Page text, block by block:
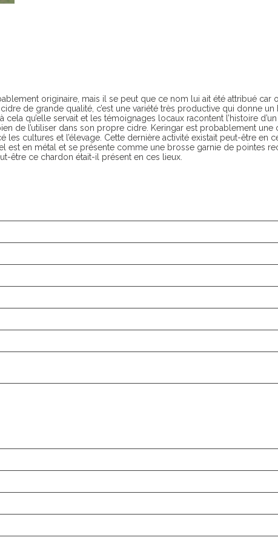
originaire, mais il se peut que ce nom lui ait été attribué car
de grande qualité, c’est une variété très productive qui donne
qu’elle servait et les témoignages locaux racontent l’histoire
de l’utiliser dans son propre cidre. Keringar est probablement
cultures et l’élevage. Cette dernière activité existait peut-être en
est en métal et se présente comme une brosse garnie de pointes
être ce chardon était-il présent en ces lieux.